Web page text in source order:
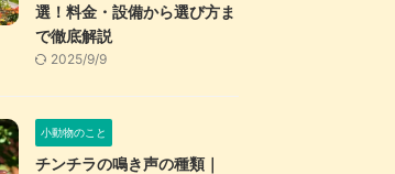
選！料金・設備から選び方ま
で徹底解説
2025/9/9
小動物のこと
チンチラの鳴き声の種類｜